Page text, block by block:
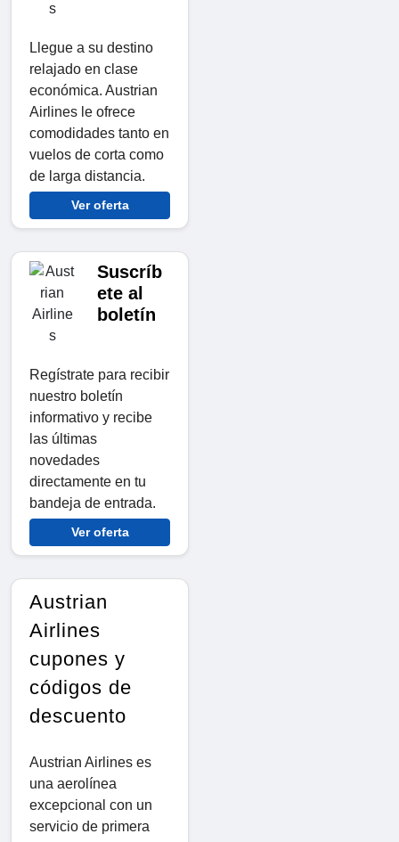
Llegue a su destino
relajado en clase
económica. Austrian
Airlines le ofrece
comodidades tanto en
vuelos de corta como
de larga distancia.
Ver oferta
Suscríb
ete al
boletín
Regístrate para recibir
nuestro boletín
informativo y recibe
las últimas
novedades
directamente en tu
bandeja de entrada.
Ver oferta
Austrian
Airlines
cupones y
códigos de
descuento
Austrian Airlines es
una aerolínea
excepcional con un
servicio de primera